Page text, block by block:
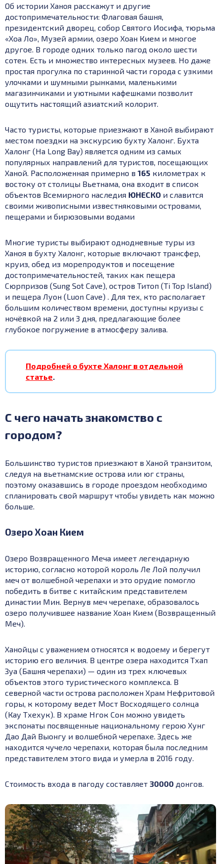
Об истории Ханоя расскажут и другие
достопримечательности: Флаговая башня,
президентский дворец, собор Святого Иосифа, тюрьма
«Хоа Ло», Музей армии, озеро Хоан Кием и многое
другое. В городе одних только пагод около шести
сотен. Есть и множество интересных музеев. Но даже
простая прогулка по старинной части города с узкими
улочками и шумными рынками, маленькими
магазинчиками и уютными кафешками позволит
ощутить настоящий азиатский колорит.
Часто туристы, которые приезжают в Ханой выбирают
местом поездки на экскурсию бухту Халонг. Бухта
Халонг (Ha Long Bay) является одним из самых
популярных направлений для туристов, посещающих
Ханой. Расположенная примерно в 165 километрах к
востоку от столицы Вьетнама, она входит в список
объектов Всемирного наследия ЮНЕСКО и славится
своими живописными известняковыми островами,
пещерами и бирюзовыми водами
Многие туристы выбирают однодневные туры из
Ханоя в бухту Халонг, которые включают трансфер,
круиз, обед из морепродуктов и посещение
достопримечательностей, таких как пещера
Сюрпризов (Sung Sot Cave), остров Титоп (Ti Top Island)
и пещера Луон (Luon Cave) . Для тех, кто располагает
большим количеством времени, доступны круизы с
ночёвкой на 2 или 3 дня, предлагающие более
глубокое погружение в атмосферу залива.
Подробней о бухте Халонг в отдельной
статье.
С чего начать знакомство с
городом?
Большинство туристов приезжают в Ханой транзитом,
следуя на вьетнамские острова или юг страны,
поэтому оказавшись в городе проездом необходимо
спланировать свой маршрут чтобы увидеть как можно
больше.
Озеро Хоан Кием
Озеро Возвращенного Меча имеет легендарную
историю, согласно которой король Ле Лой получил
меч от волшебной черепахи и это орудие помогло
победить в битве с китайским представителем
династии Мин. Вернув меч черепахе, образовалось
озеро получившее название Хоан Кием (Возвращенный
Меч).
Ханойцы с уважением относятся к водоему и берегут
историю его величия. В центре озера находится Тхап
Зуа (Башня черепахи) — один из трех ключевых
объектов этого туристического комплекса. В
северной части острова расположен Храм Нефритовой
горы, к которому ведет Мост Восходящего солнца
(Кау Тхехук). В храме Нгок Сон можно увидеть
экспонаты посвященные национальному герою Хунг
Дао Дай Выонгу и волшебной черепахе. Здесь же
находится чучело черепахи, которая была последним
представителем этого вида и умерла в 2016 году.
Стоимость входа в пагоду составляет 30000 донгов.